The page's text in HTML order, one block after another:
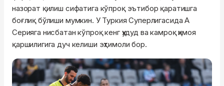
назорат қилиш сифатига кўпроқ эътибор қаратишга
боғлиқ бўлиши мумкин. У Туркия Суперлигасида А
Серияга нисбатан кўпроқ кенг ҳудуд ва камроқ ҳимоя
қаршилигига дуч келиши эҳтимоли бор.